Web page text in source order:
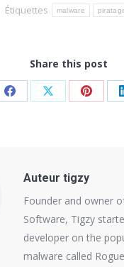
Étiquettes malware
Share this post
Share Share Share
Auteur tigzy
Founder and owner
Software, Tigzy
developer on the
malware called